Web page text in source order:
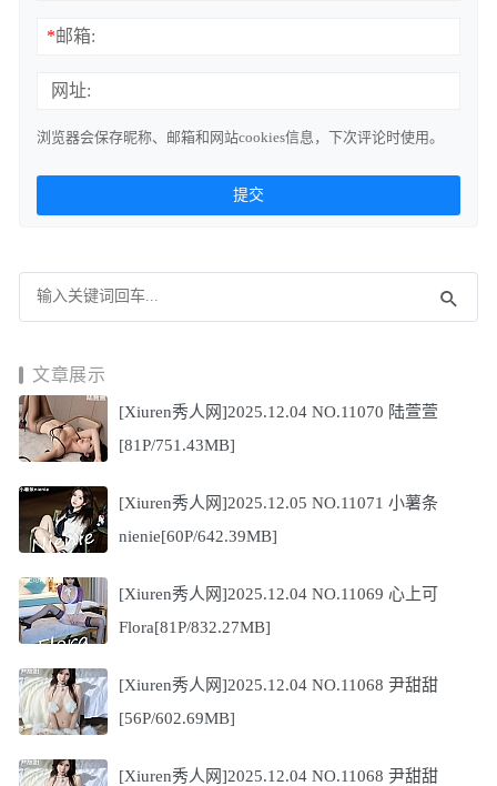
*邮箱:
网址:
浏览器会保存昵称、邮箱和网站cookies信息，下次评论时使用。
文章展示
[Xiuren秀人网]2025.12.04 NO.11070 陆萱萱
[81P/751.43MB]
[Xiuren秀人网]2025.12.05 NO.11071 小薯条
nienie[60P/642.39MB]
[Xiuren秀人网]2025.12.04 NO.11069 心上可
Flora[81P/832.27MB]
[Xiuren秀人网]2025.12.04 NO.11068 尹甜甜
[56P/602.69MB]
[Xiuren秀人网]2025.12.04 NO.11068 尹甜甜